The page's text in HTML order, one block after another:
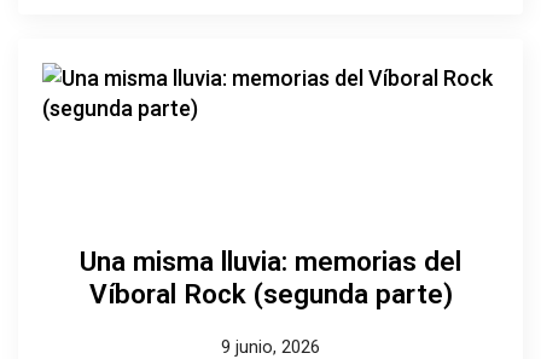
Una misma lluvia: memorias del
Víboral Rock (segunda parte)
9 junio, 2026